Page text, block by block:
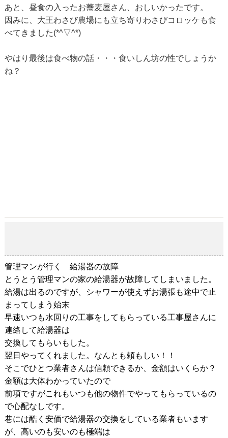
あと、昼食の入ったお蕎麦屋さん、おしいかったです。
因みに、大王わさび農場にも立ち寄りわさびコロッケも食
べてきました(*^▽^*)
やはり最後は食べ物の話・・・食いしん坊の性でしょうか
ね？
管理マンが行く 給湯器の故障
とうとう管理マンの家の給湯器が故障してしまいました。
給湯は出るのですが、シャワーが使えずお湯張も途中で止
まってしまう始末
早速いつも水回りの工事をしてもらっている工事屋さんに
連絡して給湯器は
交換してもらいもした。
翌日やってくれました。なんとも頼もしい！！
そこでひとつ業者さんは信頼できるか、金額はいくらか？
金額は大体わかっていたので
前項ですがこれもいつも他の物件でやってもらっているの
で心配なしです。
巷には酷く安価で給湯器の交換をしている業者もいます
が、高いのも安いのも極端は